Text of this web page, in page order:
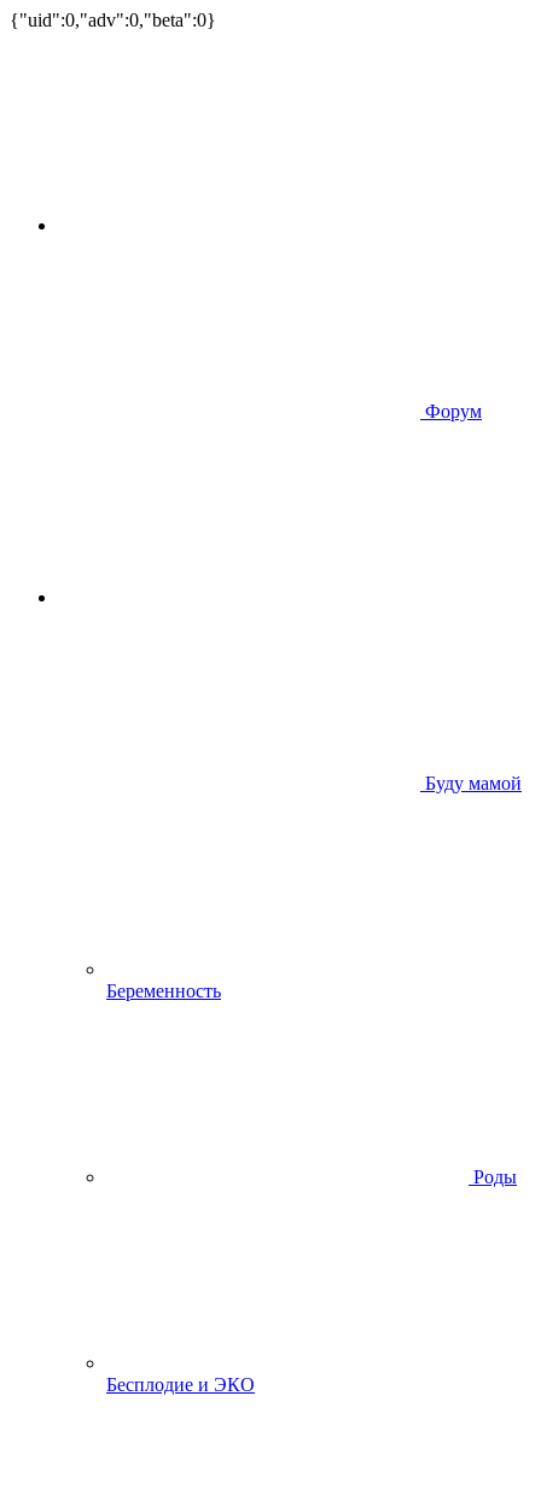
{"uid":0,"adv":0,"beta":0}
Форум
Буду мамой
Беременность
Роды
Бесплодие и ЭКО